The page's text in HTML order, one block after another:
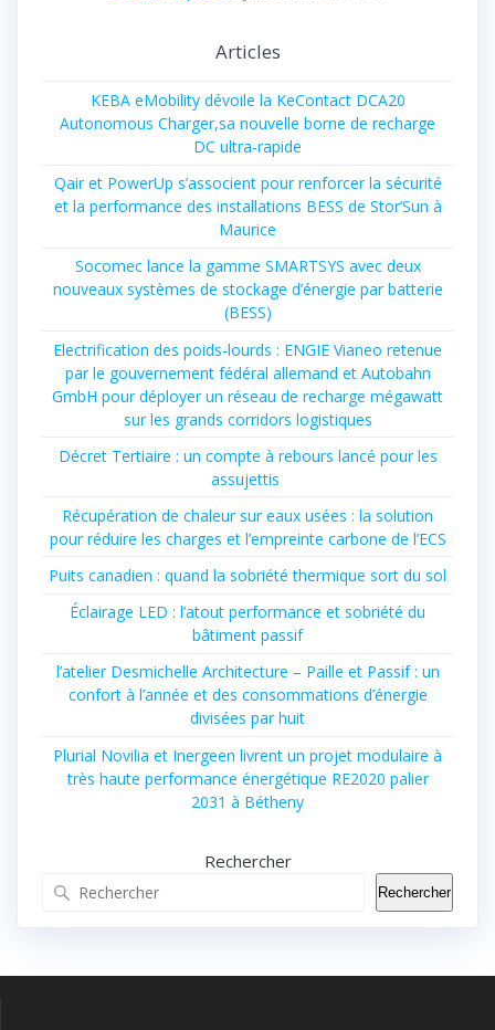
Articles
KEBA eMobility dévoile la KeContact DCA20
Autonomous Charger,sa nouvelle borne de recharge
DC ultra-rapide
Qair et PowerUp s’associent pour renforcer la sécurité
et la performance des installations BESS de Stor’Sun à
Maurice
Socomec lance la gamme SMARTSYS avec deux
nouveaux systèmes de stockage d’énergie par batterie
(BESS)
Electrification des poids-lourds : ENGIE Vianeo retenue
par le gouvernement fédéral allemand et Autobahn
GmbH pour déployer un réseau de recharge mégawatt
sur les grands corridors logistiques
Décret Tertiaire : un compte à rebours lancé pour les
assujettis
Récupération de chaleur sur eaux usées : la solution
pour réduire les charges et l’empreinte carbone de l’ECS
Puits canadien : quand la sobriété thermique sort du sol
Éclairage LED : l’atout performance et sobriété du
bâtiment passif
l’atelier Desmichelle Architecture – Paille et Passif : un
confort à l’année et des consommations d’énergie
divisées par huit
Plurial Novilia et Inergeen livrent un projet modulaire à
très haute performance énergétique RE2020 palier
2031 à Bétheny
Rechercher
Rechercher